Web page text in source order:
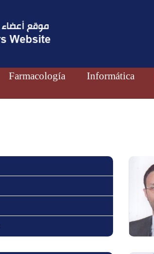
Farmacología Informática